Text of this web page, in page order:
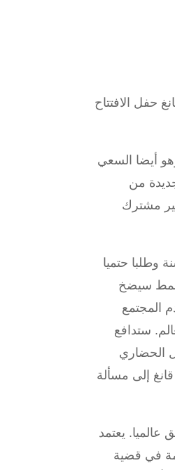
حفل الافتتاح
أيضا السعي
من
مشترك
وطلبا حتميا
سيضخ
المجتمع
ستدافع
الحضاري
إلى مسألة
عالميا. يعتمد
في قضية